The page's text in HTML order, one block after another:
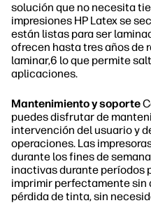
solución que no necesita
impresiones HP Latex se
están listas para ser
ofrecen hasta tres años de
laminar,6 lo que permite
aplicaciones.
Mantenimiento y soporte
puedes disfrutar de
intervención del usuario y
operaciones. Las
durante los fines de
inactivas durante períodos
imprimir perfectamente sin
pérdida de tinta, sin